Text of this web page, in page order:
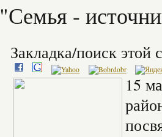
"Семья -
Закладка/поиск этой
15